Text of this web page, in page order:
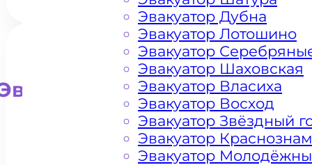
для
Эвакуатор Дубна
Эвакуатор Лотошино
Эвакуатор
Эвакуатор Шаховская
Эвакуатор Власиха
Эвакуатор Восход
Эвакуатор Звёздный
Эвакуатор
Эвакуатор